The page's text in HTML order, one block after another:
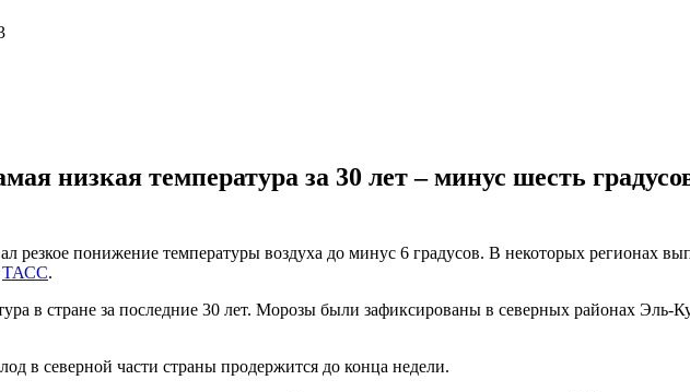
низкая температура за 30 лет – минус шесть
резкое понижение температуры воздуха до минус 6 градусов. В некоторых регионах
ТАСС.
в стране за последние 30 лет. Морозы были зафиксированы в северных районах
в северной части страны продержится до конца недели.